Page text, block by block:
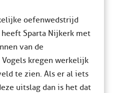
oefenwedstrijd
Sparta Nijkerk met
van de
Vogels kregen werkelijk
te zien. Als er al iets
uitslag dan is het dat